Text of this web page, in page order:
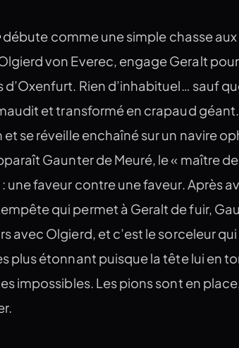
débute comme une simple chasse
von Everec, engage Geralt
Rien d’inhabituel… sauf
et transformé en crapaud
se réveille enchaîné sur un navire
Gaunter de Meuré, le « maître
une faveur contre une faveur. Après
qui permet à Geralt de fuir,
avec Olgierd, et c’est le sorceleur qui
plus étonnant puisque la tête lui en
impossibles. Les pions sont en